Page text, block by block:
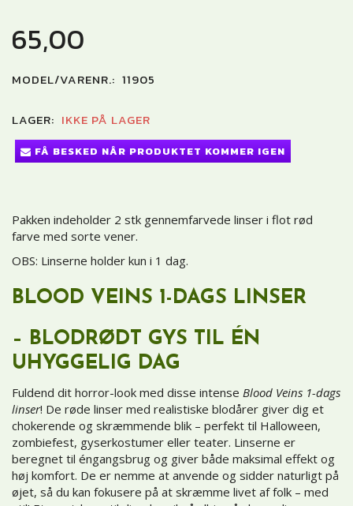
65,00
MODEL/VARENR.: 11905
LAGER: IKKE PÅ LAGER
FÅ BESKED NÅR PRODUKTET KOMMER IGEN
Pakken indeholder 2 stk gennemfarvede linser i flot rød
farve med sorte vener.
OBS: Linserne holder kun i 1 dag.
BLOOD VEINS 1-DAGS LINSER
– BLODRØDT GYS TIL ÉN
UHYGGELIG DAG
Fuldend dit horror-look med disse intense Blood Veins 1-dags
linser! De røde linser med realistiske blodårer giver dig et
chokerende og skræmmende blik – perfekt til Halloween,
zombiefest, gyserkostumer eller teater. Linserne er
beregnet til éngangsbrug og giver både maksimal effekt og
høj komfort. De er nemme at anvende og sidder naturligt på
øjet, så du kan fokusere på at skræmme livet af folk – med